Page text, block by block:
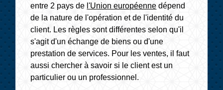
entre 2 pays de l'Union européenne dépend
de la nature de l'opération et de l'identité du
client. Les règles sont différentes selon qu'il
s'agit d'un échange de biens ou d'une
prestation de services. Pour les ventes, il faut
aussi chercher à savoir si le client est un
particulier ou un professionnel.